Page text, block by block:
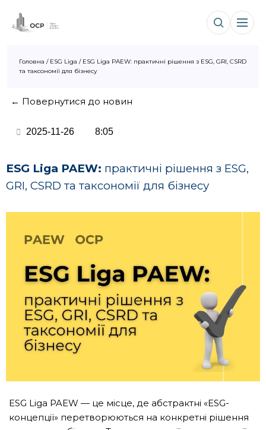
Головна / ESG Liga / ESG Liga PAEW: практичні рішення з ESG, GRI, CSRD
та таксономії для бізнесу
← Повернутися до новин
2025-11-26 8:05
ESG Liga PAEW: практичні рішення з ESG,
GRI, CSRD та таксономії для бізнесу
ESG Liga PAEW — це місце, де абстрактні «ESG-
концепції» перетворюються на конкретні рішення